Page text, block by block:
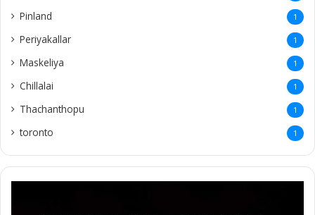
Pinland 1
Periyakallar 1
Maskeliya 1
Chillalai 1
Thachanthopu 1
toronto 1